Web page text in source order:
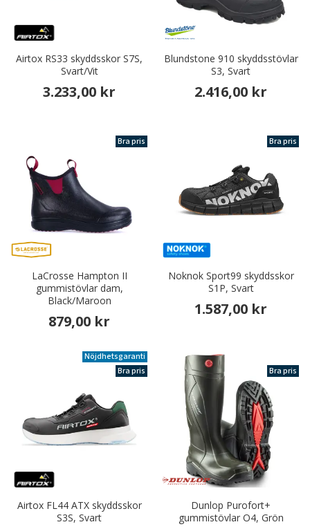
Airtox RS33 skyddsskor S7S,
Svart/Vit
3.233,00 kr
Blundstone 910 skyddsstövlar
S3, Svart
2.416,00 kr
Bra pris
LaCrosse Hampton II
gummistövlar dam,
Black/Maroon
879,00 kr
Bra pris
Noknok Sport99 skyddsskor
S1P, Svart
1.587,00 kr
Nöjdhetsgaranti
Bra pris
Airtox FL44 ATX skyddsskor
S3S, Svart
Bra pris
Dunlop Purofort+
gummistövlar O4, Grön